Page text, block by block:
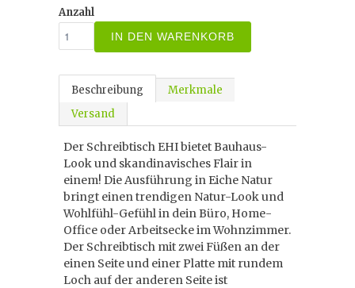
Anzahl
IN DEN WARENKORB
Beschreibung
Merkmale
Versand
Der Schreibtisch EHI bietet Bauhaus-
Look und skandinavisches Flair in
einem! Die Ausführung in Eiche Natur
bringt einen trendigen Natur-Look und
Wohlfühl-Gefühl in dein Büro, Home-
Office oder Arbeitsecke im Wohnzimmer.
Der Schreibtisch mit zwei Füßen an der
einen Seite und einer Platte mit rundem
Loch auf der anderen Seite ist